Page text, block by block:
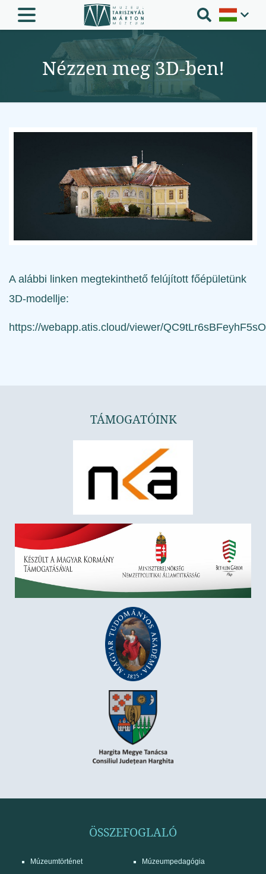
Nézzen meg 3D-ben!
A alábbi linken megtekinthető felújított főépületünk
3D-modellje:
https://webapp.atis.cloud/viewer/
TÁMOGATÓINK
ÖSSZEFOGLALÓ
Múzeumtörténet Múzeumpedagógia